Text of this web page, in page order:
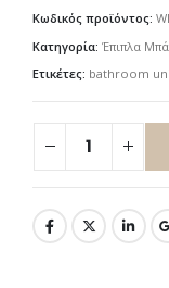
Κωδικός προϊόντος:
Κατηγορία: Έπιπλα
Ετικέτες: bathroom